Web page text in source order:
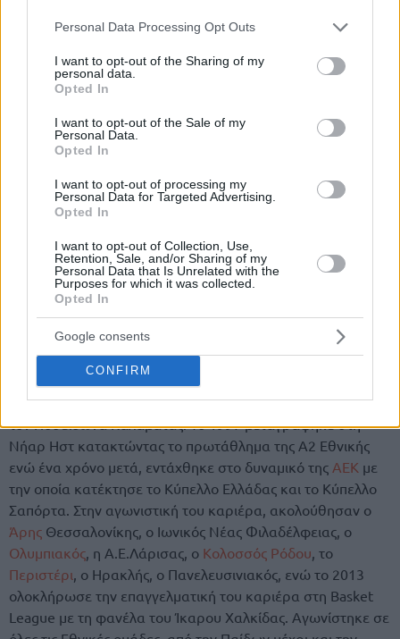
Please note that this website/app uses one or more Google
not limited to your visit or usage behaviour. You may click to
grant or deny consent to Google and its third-party tags to
use your data for below specified purposes in below Google
consent section.
Personal Data Processing Opt Outs
I want to opt-out of the Sharing of my
personal data.
Opted In
I want to opt-out of the Sale of my
Personal Data.
Opted In
I want to opt-out of processing my
Personal Data for Targeted Advertising.
Opted In
I want to opt-out of Collection, Use,
Retention, Sale, and/or Sharing of my
Personal Data that Is Unrelated with the
Purposes for which it was collected.
Opted In
Google consents
CONFIRM
Ο νέος προπονητής του Α.Σ.Καρδίτσας ΒΙΟΛΟΓΙΚΟ ΧΩΡΙΟ
είναι 43 ετών και ως αθλητής, ξεκίνησε το μπάσκετ από
τον Ποσειδώνα Καλαμάτας. Το 1997 μεταγράφηκε στη
Νήαρ Ηστ κατακτώντας το πρωτάθλημα της Α2 Εθνικής
ενώ ένα χρόνο μετά, εντάχθηκε στο δυναμικό της ΑΕΚ με
την οποία κατέκτησε το Κύπελλο Ελλάδας και το Κύπελλο
Σαπόρτα. Στην αγωνιστική του καριέρα, ακολούθησαν ο
Άρης Θεσσαλονίκης, ο Ιωνικός Νέας Φιλαδέλφειας, ο
Ολυμπιακός , η Α.Ε.Λάρισας, ο Κολοσσός Ρόδου , το
Περιστέρι , ο Ηρακλής, ο Πανελευσινιακός, ενώ το 2013
ολοκλήρωσε την επαγγελματική του καριέρα στη Basket
League με τη φανέλα του Ίκαρου Χαλκίδας. Αγωνίστηκε σε